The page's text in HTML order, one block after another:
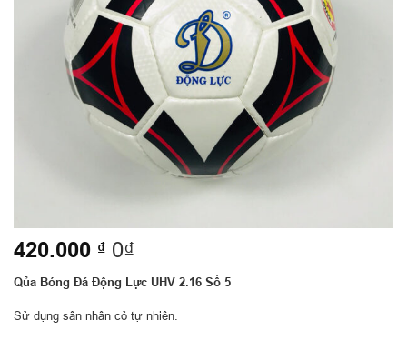
420.000 ₫ 0₫
Qủa Bóng Đá Động Lực UHV 2.16 Số 5
Sử dụng sân nhân cỏ tự nhiên.